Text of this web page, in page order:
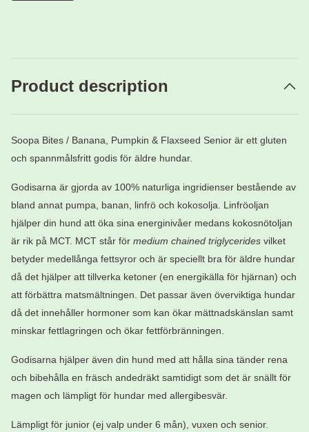
Product description
Soopa Bites / Banana, Pumpkin & Flaxseed Senior är ett gluten
och spannmålsfritt godis för äldre hundar.
Godisarna är gjorda av 100% naturliga ingridienser bestående av
bland annat pumpa, banan, linfrö och kokosolja. Linfröoljan
hjälper din hund att öka sina energinivåer medans kokosnötoljan
är rik på MCT. MCT står för medium chained triglycerides vilket
betyder medellånga fettsyror och är speciellt bra för äldre hundar
då det hjälper att tillverka ketoner (en energikälla för hjärnan) och
att förbättra matsmältningen. Det passar även överviktiga hundar
då det innehåller hormoner som kan ökar mättnadskänslan samt
minskar fettlagringen och ökar fettförbränningen.
Godisarna hjälper även din hund med att hålla sina tänder rena
och bibehålla en fräsch andedräkt samtidigt som det är snällt för
magen och lämpligt för hundar med allergibesvär.
Lämpligt för junior (ej valp under 6 mån), vuxen och senior.